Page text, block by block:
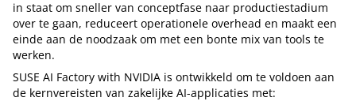
in staat om sneller van conceptfase naar productiestadium
over te gaan, reduceert operationele overhead en maakt een
einde aan de noodzaak om met een bonte mix van tools te
werken.
SUSE AI Factory with NVIDIA is ontwikkeld om te voldoen aan
de kernvereisten van zakelijke AI-applicaties met: